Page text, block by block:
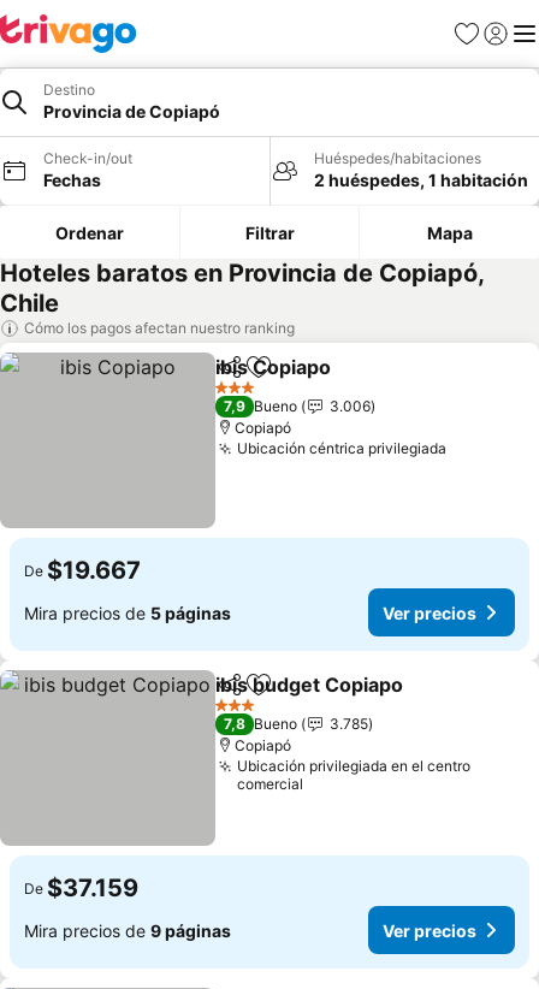
Favoritos
Iniciar
Destino
Provincia de Copiapó
Check-in/out
Fechas
Huéspedes/habitaciones
2 huéspedes, 1 habitación
Ordenar Filtrar Mapa
Hoteles baratos en Provincia de Copiapó,
Chile
Cómo los pagos afectan nuestro ranking
CompartirAgregar a favoritos
ibis Copiapo
3 Estrellas
7,9 Bueno
3.006
Copiapó
Ubicación céntrica privilegiada
De $19.667
Mira precios de 5 páginas Ver precios
CompartirAgregar a favoritos
ibis budget Copiapo
3 Estrellas
7,8 Bueno
3.785
Copiapó
Ubicación privilegiada en el centro
comercial
De $37.159
Mira precios de 9 páginas Ver precios